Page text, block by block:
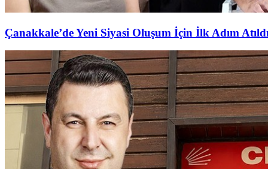
Çanakkale’de Yeni Siyasi Oluşum İçin İlk Adım